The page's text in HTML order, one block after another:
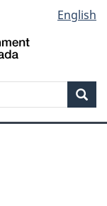
English